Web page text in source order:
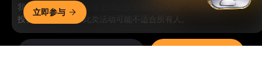
我们的时事通讯。全部形式的投资都存在风险，包括损失所有
投资金额的风险。此类活动可能不适合所有人。
立即参与